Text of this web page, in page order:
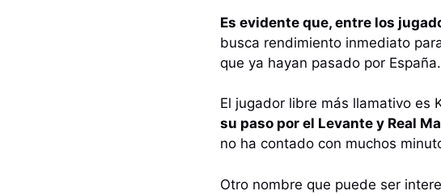
Es evidente que, entre los
busca rendimiento inmediato
que ya hayan pasado por
El jugador libre más llamativo es
su paso por el Levante y Real
no ha contado con muchos
Otro nombre que puede ser